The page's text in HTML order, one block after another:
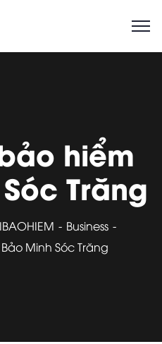
hiểm
Trăng
Business
Minh Sóc Trăng